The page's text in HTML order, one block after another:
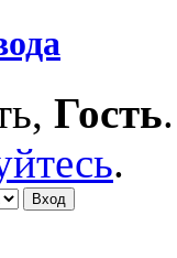
Гость
.